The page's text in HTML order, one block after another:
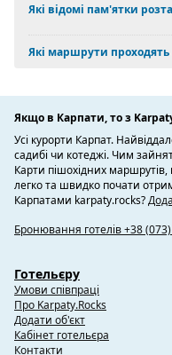
Які відомі пам'ятки
Які маршрути проходять
Якщо в Карпати, то з
Усі курорти Карпат.
садибі чи котеджі. Чим
Карти пішохідних
легко та швидко почати
Карпатами karpaty.rocks?
Бронювання готелів +38
Готельєру
Умови співпраці
Про Karpaty.Rocks
Додати об'єкт
Кабінет готельєра
Контакти